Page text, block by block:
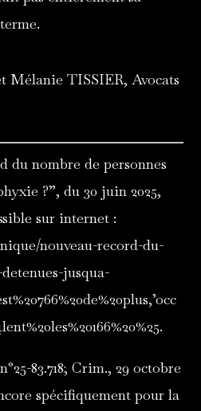
Mélanie TISSIER, Avocats
du nombre de personnes
?”, du 30 juin 2025,
sur internet :
nouveau-record-du-
jusqua-
83.718; Crim., 29 octobre
spécifiquement pour la